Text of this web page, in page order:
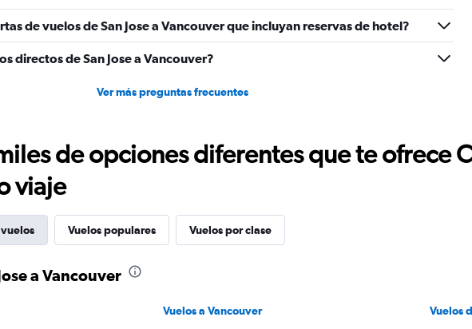
de vuelos de San Jose a Vancouver que incluyan reservas de hotel?
directos de San Jose a Vancouver?
Ver más preguntas frecuentes
de opciones diferentes que te ofrece
viaje
Vuelos populares Vuelos por clase
a Vancouver
Vuelos a Vancouver
Vuelos